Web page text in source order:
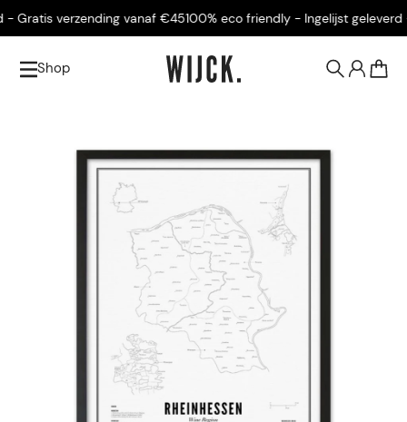
verzending vanaf €45100% eco friendly - Ingelijst geleverd -
Shop